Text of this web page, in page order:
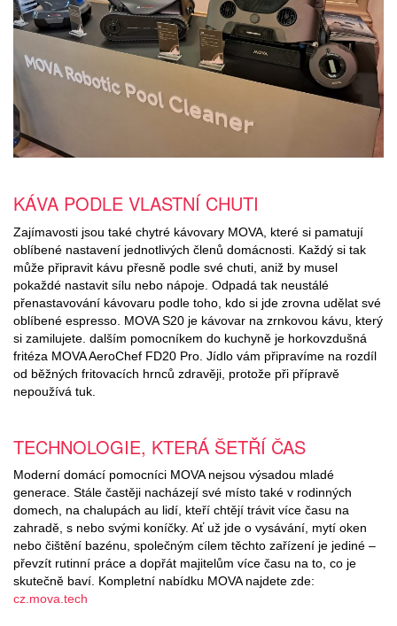
KÁVA PODLE VLASTNÍ CHUTI
Zajímavosti jsou také chytré kávovary MOVA, které si pamatují
oblíbené nastavení jednotlivých členů domácnosti. Každý si tak
může připravit kávu přesně podle své chuti, aniž by musel
pokaždé nastavit sílu nebo nápoje. Odpadá tak neustálé
přenastavování kávovaru podle toho, kdo si jde zrovna udělat své
oblíbené espresso. MOVA S20 je kávovar na zrnkovou kávu, který
si zamilujete. dalším pomocníkem do kuchyně je horkovzdušná
fritéza MOVA AeroChef FD20 Pro. Jídlo vám připravíme na rozdíl
od běžných fritovacích hrnců zdravěji, protože při přípravě
nepoužívá tuk.
TECHNOLOGIE, KTERÁ ŠETŘÍ ČAS
Moderní domácí pomocníci MOVA nejsou výsadou mladé
generace. Stále častěji nacházejí své místo také v rodinných
domech, na chalupách au lidí, kteří chtějí trávit více času na
zahradě, s nebo svými koníčky. Ať už jde o vysávání, mytí oken
nebo čištění bazénu, společným cílem těchto zařízení je jediné –
převzít rutinní práce a dopřát majitelům více času na to, co je
skutečně baví. Kompletní nabídku MOVA najdete zde:
cz.mova.tech